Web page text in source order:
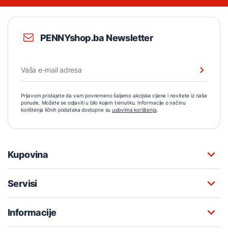
PENNYshop.ba Newsletter
Prijavom pristajete da vam povremeno šaljemo akcijske cijene i novitete iz naše
ponude. Možete se odjaviti u bilo kojem trenutku. Informacije o načinu
korištenja ličnih podataka dostupne su uslovima korištenja.
Kupovina
Servisi
Informacije